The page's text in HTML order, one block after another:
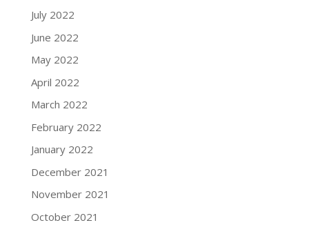
July 2022
June 2022
May 2022
April 2022
March 2022
February 2022
January 2022
December 2021
November 2021
October 2021